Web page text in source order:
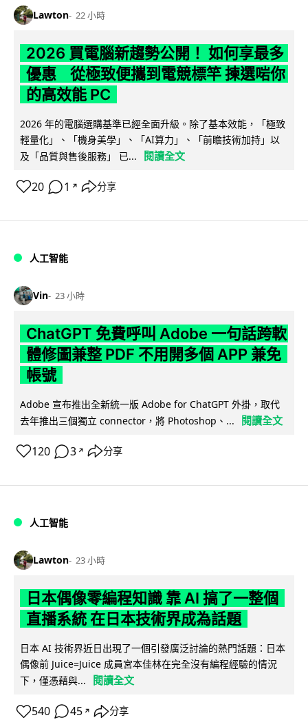
Lawton 22 小時
2026 買電腦新趨勢公開！ 如何享最多
優惠 從極致便攜到電競標竿 揀選啱你
的高效能 PC
2026 年的電腦選購基準已經全面升級。除了基本效能，「極致
輕量化」、「機身美學」、「AI算力」、「前瞻技術加持」以
及「品質與售後服務」 已...
閱讀全文
20 1 ↗ 分享
人工智能
Vin 23 小時
ChatGPT 免費呼叫 Adobe 一句話跨軟
體修圖兼整 PDF 不用開多個 APP 兼免
帳號
Adobe 宣布推出全新統一版 Adobe for ChatGPT 外掛，取代
去年推出三個獨立 connector，將 Photoshop、...
閱讀全文
120 3 ↗ 分享
人工智能
Lawton 23 小時
日本偶像零編程知識 靠 AI 搞了一整個
直播系統 在日本技術界成為話題
日本 AI 技術界近日出現了一個引發廣泛討論的熱門話題：日本
偶像前 Juice=Juice 成員宮本佳林在完全沒有編程經驗的情況
下，僅憑藉與...
閱讀全文
540 45 ↗ 分享